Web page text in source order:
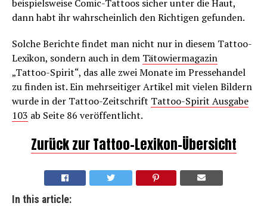
beispielsweise Comic-Tattoos sicher unter die Haut,
dann habt ihr wahrscheinlich den Richtigen gefunden.
Solche Berichte findet man nicht nur in diesem Tattoo-
Lexikon, sondern auch in dem Tätowiermagazin
„Tattoo-Spirit“, das alle zwei Monate im Pressehandel
zu finden ist. Ein mehrseitiger Artikel mit vielen Bildern
wurde in der Tattoo-Zeitschrift Tattoo-Spirit Ausgabe
103 ab Seite 86 veröffentlicht.
Zurück zur Tattoo-Lexikon-Übersicht
In this article: